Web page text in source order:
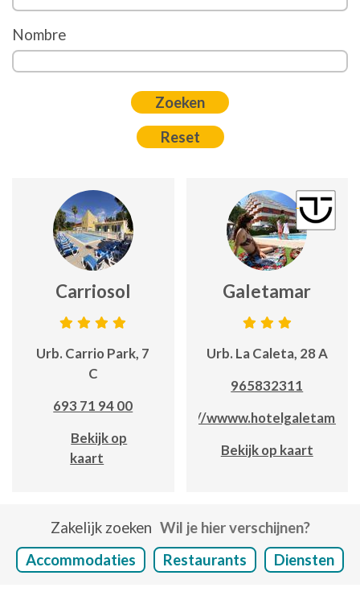
Nombre
Carriosol
Urb. Carrio Park, 7
C
693 71 94 00
Bekijk op
kaart
Galetamar
Urb. La Caleta, 28 A
965832311
https://
Bekijk op kaart
Zakelijk zoeken Wil je hier verschijnen?
Accommodaties
Restaurants Diensten